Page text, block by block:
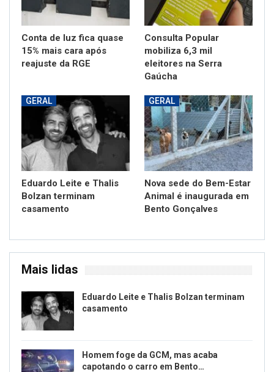
Conta de luz fica quase
15% mais cara após
reajuste da RGE
Consulta Popular
mobiliza 6,3 mil
eleitores na Serra
Gaúcha
GERAL
Eduardo Leite e Thalis
Bolzan terminam
casamento
GERAL
Nova sede do Bem-Estar
Animal é inaugurada em
Bento Gonçalves
Mais lidas
Eduardo Leite e Thalis Bolzan terminam
casamento
Homem foge da GCM, mas acaba
capotando o carro em Bento…